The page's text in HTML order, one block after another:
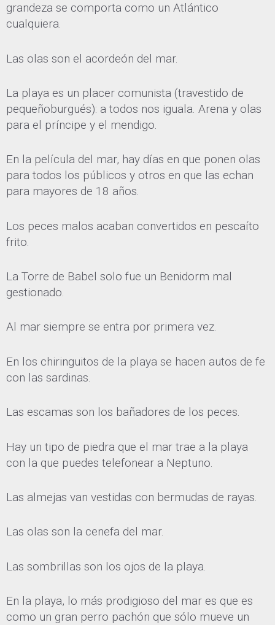
grandeza se comporta como un Atlántico
cualquiera.
Las olas son el acordeón del mar.
La playa es un placer comunista (travestido de
pequeñoburgués): a todos nos iguala. Arena y olas
para el príncipe y el mendigo.
En la película del mar, hay días en que ponen olas
para todos los públicos y otros en que las echan
para mayores de 18 años.
Los peces malos acaban convertidos en pescaíto
frito.
La Torre de Babel solo fue un Benidorm mal
gestionado.
Al mar siempre se entra por primera vez.
En los chiringuitos de la playa se hacen autos de fe
con las sardinas.
Las escamas son los bañadores de los peces.
Hay un tipo de piedra que el mar trae a la playa
con la que puedes telefonear a Neptuno.
Las almejas van vestidas con bermudas de rayas.
Las olas son la cenefa del mar.
Las sombrillas son los ojos de la playa.
En la playa, lo más prodigioso del mar es que es
como un gran perro pachón que sólo mueve un